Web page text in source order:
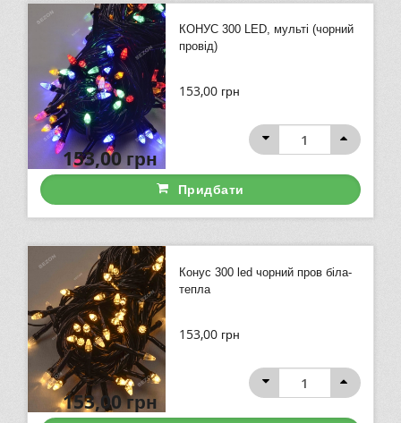
КОНУС 300 LED, мульті (чорний
провід)
153,00 грн
153,00грн
Придбати
Конус 300 led чорний пров біла-
тепла
153,00 грн
153,00грн